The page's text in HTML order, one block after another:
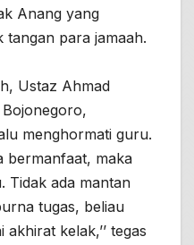
Anang yang
tangan para jamaah.
Ustaz Ahmad
menghormati guru.
bermanfaat, maka
Tidak ada mantan
tugas, beliau
kelak,’’ tegas